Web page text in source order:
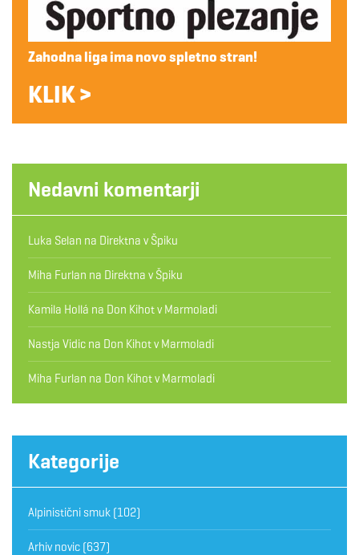
Zahodna liga ima novo spletno stran!
KLIK >
Nedavni komentarji
Luka Selan na Direktna v Špiku
Miha Furlan na Direktna v Špiku
Kamila Hollá na Don Kihot v Marmoladi
Nastja Vidic na Don Kihot v Marmoladi
Miha Furlan na Don Kihot v Marmoladi
Kategorije
Alpinistični smuk (102)
Arhiv novic (637)